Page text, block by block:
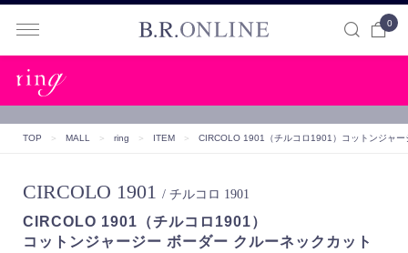
0
TOP ＞ MALL ＞ ring ＞ ITEM ＞ CIRCOLO 1901（チルコロ1901） コットンジャ
CIRCOLO 1901 / チルコロ 1901
CIRCOLO 1901（チルコロ1901）
コットンジャージー ボーダー クルーネックカット